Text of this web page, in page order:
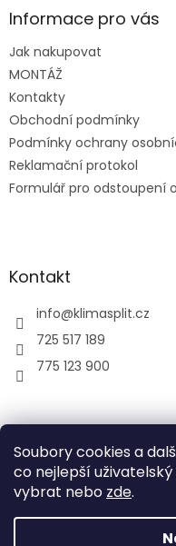
Soubory cookies a
co nejlepší
vybrat nebo zde.
aInformace pro vás
Jak nakupovat
MONTÁŽ
Kontakty
Obchodní podmínky
Podmínky ochrany
Reklamační protokol
Formulář pro odstoupení
Kontakt
info@klimasplit.cz
725 517 189
775 123 900